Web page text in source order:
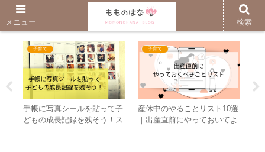
子育ても自分時間も楽しむブログ
子育て
手帳に写真シールを貼って子
どもの成長記録を残そう！ス
子育て
産休中のやることリスト10選
｜出産直前にやっておいてよ
メニュー 検索